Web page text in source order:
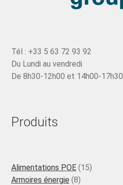
Tél : +33 5 63 72 93 92
Du Lundi au vendredi
De 8h30-12h00 et 14h00-17h30
Produits
Alimentations POE 1515
Armoires énergie 88